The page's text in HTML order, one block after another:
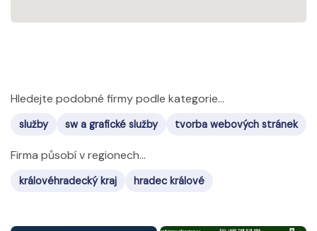
Hledejte podobné firmy podle kategorie...
služby sw a grafické služby tvorba webových stránek
Firma působí v regionech...
královéhradecký kraj hradec králové